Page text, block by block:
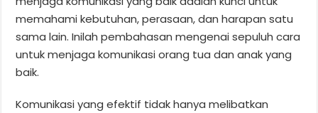
memahami kebutuhan, perasaan, dan harapan satu
sama lain. Inilah pembahasan mengenai sepuluh cara
untuk menjaga komunikasi orang tua dan anak yang
baik.
Komunikasi yang efektif tidak hanya melibatkan